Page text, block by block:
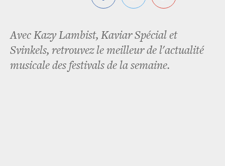
Avec Kazy Lambist, Kaviar Spécial et
Svinkels, retrouvez le meilleur de l'actualité
musicale des festivals de la semaine.